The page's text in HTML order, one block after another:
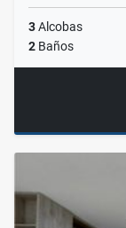
3Alcobas
2 Baños